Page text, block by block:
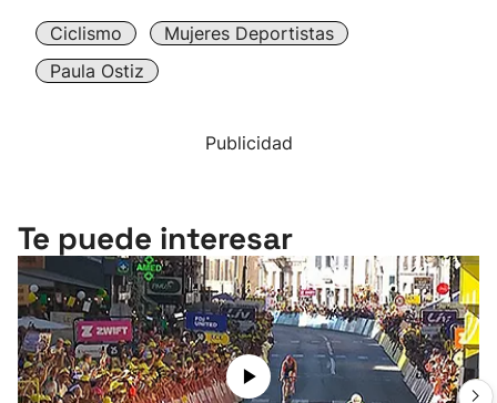
Ciclismo
Mujeres Deportistas
Paula Ostiz
Publicidad
Te puede interesar